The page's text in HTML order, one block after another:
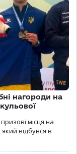
нагороди на
місця на
відбувся в